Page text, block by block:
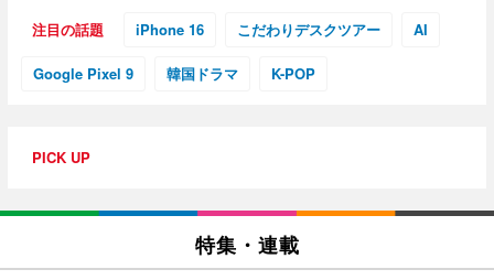
注目の話題 iPhone 16 こだわりデスクツアー AI
Google Pixel 9 韓国ドラマ K-POP
PICK UP
特集・連載